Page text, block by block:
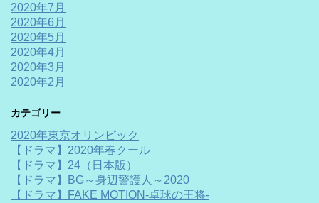
2020年7月
2020年6月
2020年5月
2020年4月
2020年3月
2020年2月
カテゴリー
2020年東京オリンピック
【ドラマ】2020年春クール
【ドラマ】24（日本版）
【ドラマ】BG～身辺警護人～2020
【ドラマ】FAKE MOTION-卓球の王将-